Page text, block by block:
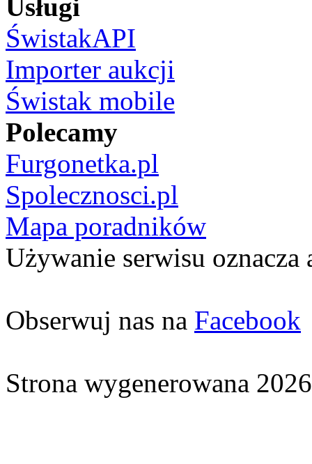
Usługi
ŚwistakAPI
Importer aukcji
Świstak mobile
Polecamy
Furgonetka.pl
Spolecznosci.pl
Mapa poradników
Używanie serwisu oznacza
Obserwuj nas na Facebook
Strona wygenerowana